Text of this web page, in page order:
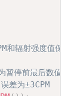
和辐射强度值保
暂停前最后数值
差为±3CPM